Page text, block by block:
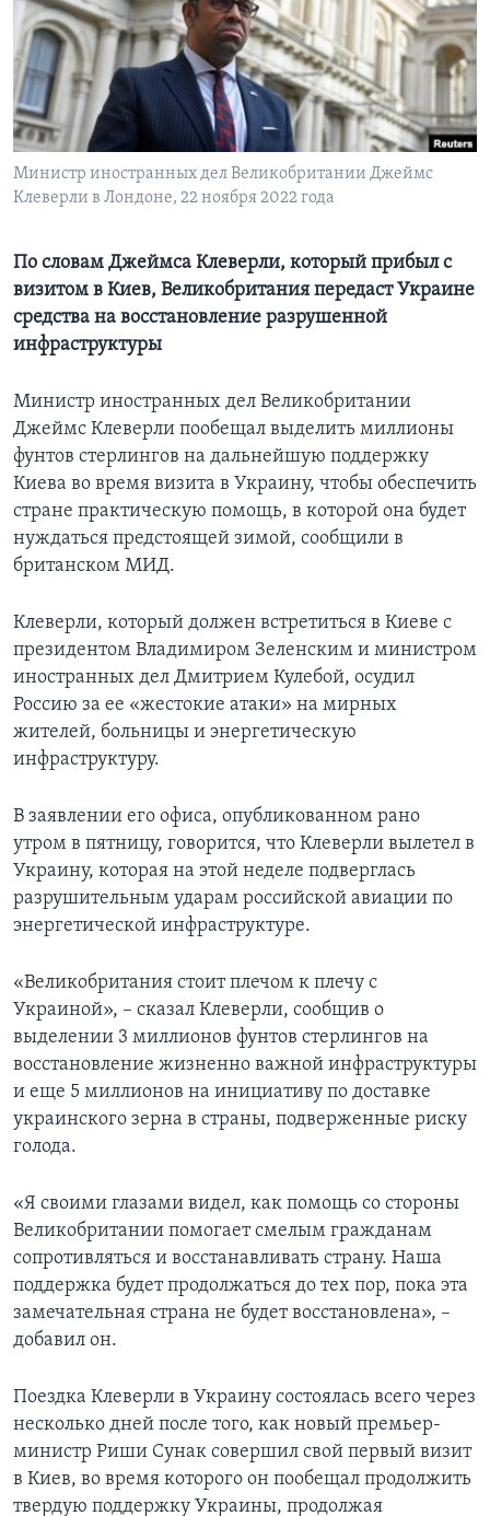
Learning English
СОЦИАЛЬНЫЕ СЕТИ
Языки
Министр иностранных дел Великобритании Джеймс
Клеверли в Лондоне, 22 ноября 2022 года
По словам Джеймса Клеверли, который прибыл с
визитом в Киев, Великобритания передаст Украине
средства на восстановление разрушенной
инфраструктуры
Министр иностранных дел Великобритании
Джеймс Клеверли пообещал выделить миллионы
фунтов стерлингов на дальнейшую поддержку
Киева во время визита в Украину, чтобы обеспечить
стране практическую помощь, в которой она будет
нуждаться предстоящей зимой, сообщили в
британском МИД.
Клеверли, который должен встретиться в Киеве с
президентом Владимиром Зеленским и министром
иностранных дел Дмитрием Кулебой, осудил
Россию за ее «жестокие атаки» на мирных
жителей, больницы и энергетическую
инфраструктуру.
В заявлении его офиса, опубликованном рано
утром в пятницу, говорится, что Клеверли вылетел в
Украину, которая на этой неделе подверглась
разрушительным ударам российской авиации по
энергетической инфраструктуре.
«Великобритания стоит плечом к плечу с
Украиной», – сказал Клеверли, сообщив о
выделении 3 миллионов фунтов стерлингов на
восстановление жизненно важной инфраструктуры
и еще 5 миллионов на инициативу по доставке
украинского зерна в страны, подверженные риску
голода.
«Я своими глазами видел, как помощь со стороны
Великобритании помогает смелым гражданам
сопротивляться и восстанавливать страну. Наша
поддержка будет продолжаться до тех пор, пока эта
замечательная страна не будет восстановлена», –
добавил он.
Поездка Клеверли в Украину состоялась всего через
несколько дней после того, как новый премьер-
министр Риши Сунак совершил свой первый визит
в Киев, во время которого он пообещал продолжить
твердую поддержку Украины, продолжая